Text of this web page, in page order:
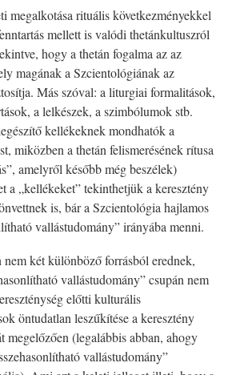
megalkotása rituális következményekkel
mellett is valódi thetánkultuszról
hogy a thetán fogalma az az
magának a Szcientológiának az
Más szóval: a liturgiai formalitások,
a lelkészek, a szimbólumok stb.
kellékeknek mondhatók a
miközben a thetán felismerésének rítusa
amelyről később még beszélek)
a „kellékeket” tekinthetjük a keresztény
is, bár a Szcientológia hajlamos
vallástudomány” irányába menni.
két különböző forrásból erednek,
vallástudomány” csupán nem
előtti kulturális
öntudatlan leszűkítése a keresztény
megelőzően (legalábbis abban, ahogy
vallástudomány”